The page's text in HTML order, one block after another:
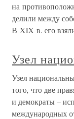
на
делили между
В XIX в. его
Узел
Узел
того, что две
и демократы –
международных